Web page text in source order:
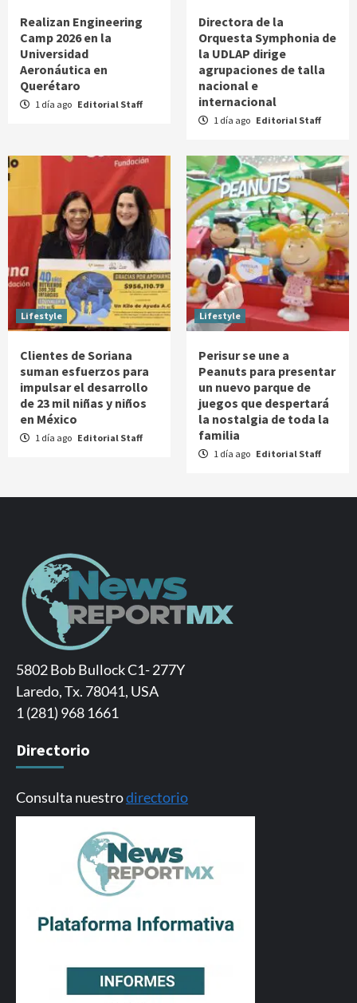
Realizan Engineering
Camp 2026 en la
Universidad
Aeronáutica en
Querétaro
1 día ago Editorial Staff
Directora de la
Orquesta Symphonia de
la UDLAP dirige
agrupaciones de talla
nacional e
internacional
1 día ago Editorial Staff
Lifestyle
Clientes de Soriana
suman esfuerzos para
impulsar el desarrollo
de 23 mil niñas y niños
en México
1 día ago Editorial Staff
Lifestyle
Perisur se une a
Peanuts para presentar
un nuevo parque de
juegos que despertará
la nostalgia de toda la
familia
1 día ago Editorial Staff
5802 Bob Bullock C1- 277Y
Laredo, Tx. 78041, USA
1 (281) 968 1661
Directorio
Consulta nuestrodirectorio